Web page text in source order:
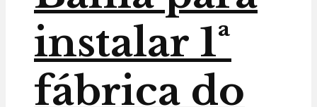
instalar 1ª
fábrica do